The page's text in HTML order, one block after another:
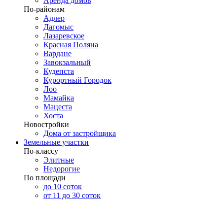
По-районам
Адлер
Дагомыс
Лазаревское
Красная Поляна
Вардане
Завокзальный
Кудепста
Курортный Городок
Лоо
Мамайка
Мацеста
Хоста
Новостройки
Дома от застройщика
Земельные участки
По-классу
Элитные
Недорогие
По площади
до 10 соток
от 11 до 30 соток